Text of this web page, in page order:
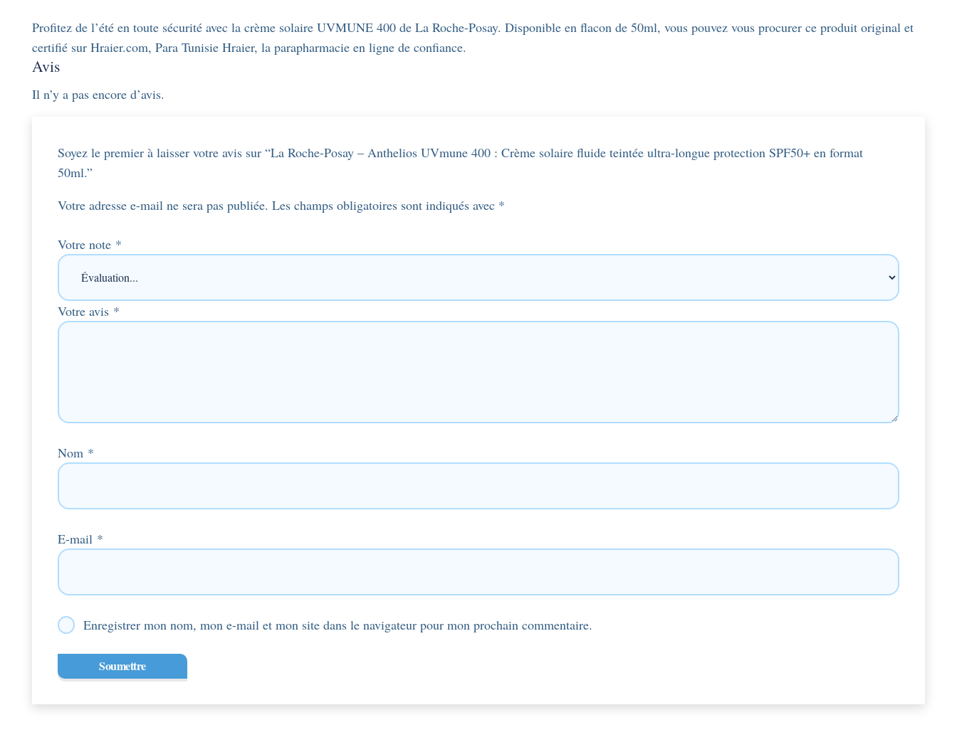
Profitez de l’été en toute sécurité avec la crème solaire UVMUNE 400 de La Roche-Posay. Disponible en flacon de 50ml, vous pouvez vous procurer ce produit original et
certifié sur Hraier.com, Para Tunisie Hraier, la parapharmacie en ligne de confiance.
Avis
Il n’y a pas encore d’avis.
Soyez le premier à laisser votre avis sur “La Roche-Posay – Anthelios UVmune 400 : Crème solaire fluide teintée ultra-longue protection SPF50+ en format
50ml.”
Votre adresse e-mail ne sera pas publiée. Les champs obligatoires sont indiqués avec *
Votre note *
Votre avis *
Nom *
E-mail *
Enregistrer mon nom, mon e-mail et mon site dans le navigateur pour mon prochain commentaire.